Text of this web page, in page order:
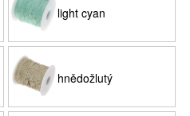
light cyan
hnědožlutý